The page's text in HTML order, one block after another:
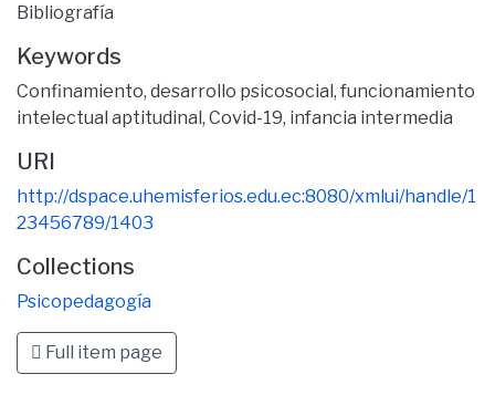
Bibliografía
Keywords
Confinamiento, desarrollo psicosocial, funcionamiento
intelectual aptitudinal, Covid-19, infancia intermedia
URI
http://dspace.uhemisferios.edu.ec:8080/xmlui/handle/1
23456789/1403
Collections
Psicopedagogía
Full item page